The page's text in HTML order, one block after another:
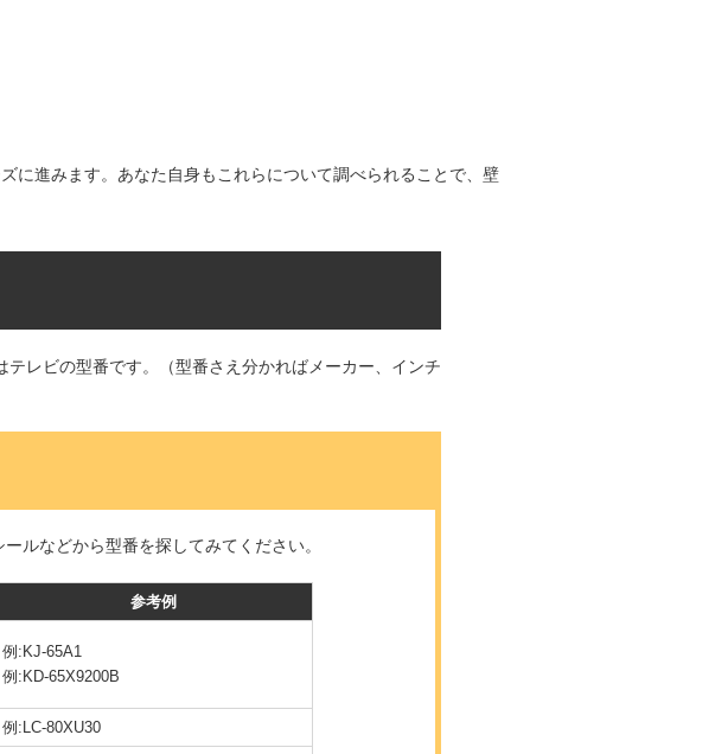
に進みます。あなた自身もこれらについて調べられることで、壁
レビの型番です。（型番さえ分かればメーカー、インチ
ルなどから型番を探してみてください。
参考例
例:KJ-65A1
例:KD-65X9200B
例:LC-80XU30